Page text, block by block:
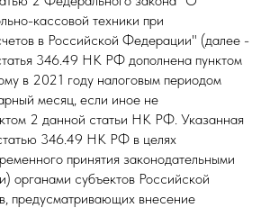
кассовой техники при
в Российской Федерации" (далее -
346.49 НК РФ дополнена пунктом
в 2021 году налоговым периодом
месяц, если иное не
2 данной статьи НК РФ. Указанная
346.49 НК РФ в целях
принятия законодательными
органами субъектов Российской
предусматривающих внесение